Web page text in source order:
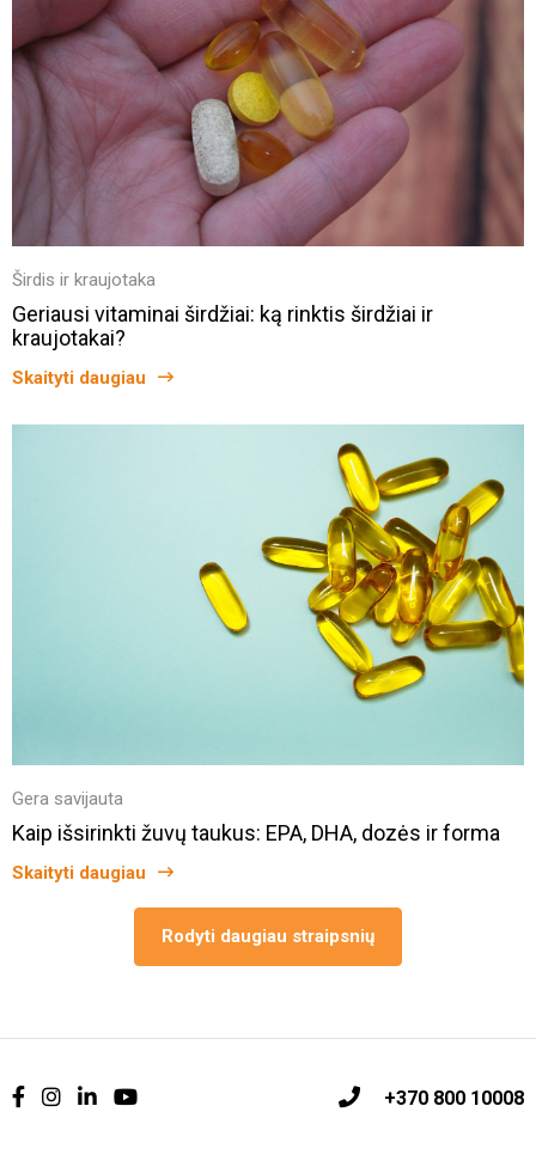
Širdis ir kraujotaka
Geriausi vitaminai širdžiai: ką rinktis širdžiai ir
kraujotakai?
Skaityti daugiau
Gera savijauta
Kaip išsirinkti žuvų taukus: EPA, DHA, dozės ir forma
Skaityti daugiau
Rodyti daugiau straipsnių
+370 800 10008